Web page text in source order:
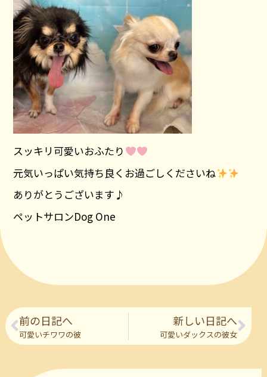
スッキリ可愛いおふたり
元気いっぱい気持ち良くお過ごしくださいね
ありがとうございます♪
ペットサロンDog One
前の日記へ
可愛いチワワの彼
新しい日記へ
可愛いダックスの彼女